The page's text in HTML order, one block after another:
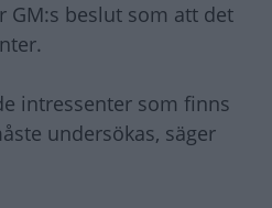
GM:s beslut som att det
intressenter som finns
undersökas, säger